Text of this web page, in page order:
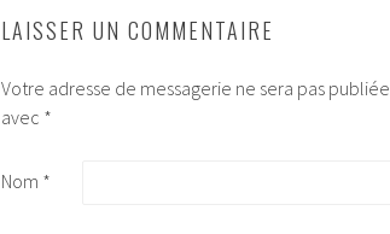
LAISSER UN COMMENTAIRE
Votre adresse de messagerie ne sera pas publiée.
avec *
Nom *